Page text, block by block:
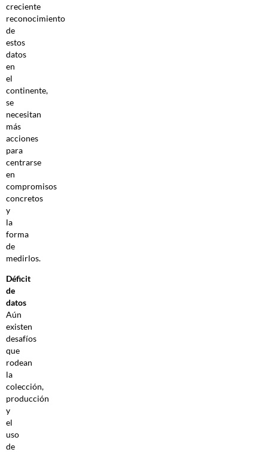
creciente
reconocimiento
de
estos
datos
en
el
continente,
se
necesitan
más
acciones
para
centrarse
en
compromisos
concretos
y
la
forma
de
medirlos.
Déficit
de
datos
Aún
existen
desafíos
que
rodean
la
colección,
producción
y
el
uso
de